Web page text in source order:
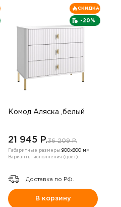
-20%
СКИДКА
Комод Аляска ,белый
21 945 P.36 209 P.
Габаритные размеры:900х800 мм
Варианты исполнения (цвет):
Доставка по РФ.
В корзину